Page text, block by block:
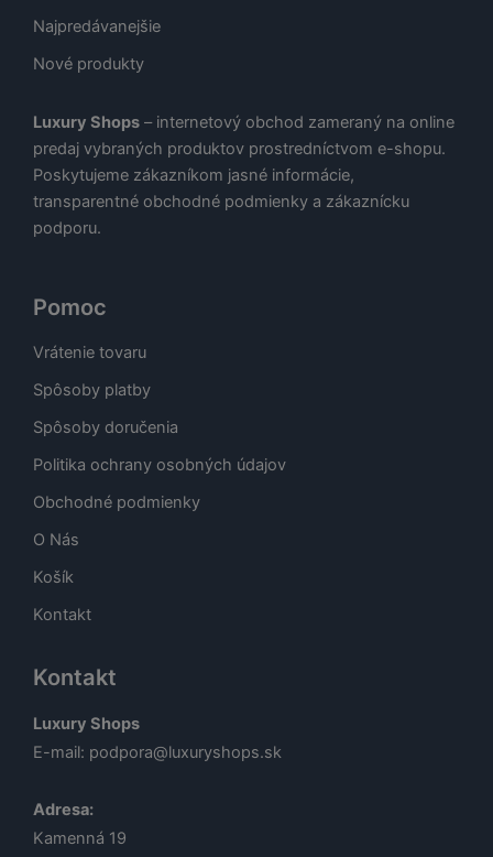
Najpredávanejšie
Nové produkty
Luxury Shops – internetový obchod zameraný na online
predaj vybraných produktov prostredníctvom e-shopu.
Poskytujeme zákazníkom jasné informácie,
transparentné obchodné podmienky a zákaznícku
podporu.
Pomoc
Vrátenie tovaru
Spôsoby platby
Spôsoby doručenia
Politika ochrany osobných údajov
Obchodné podmienky
O Nás
Košík
Kontakt
Kontakt
Luxury Shops
E-mail: podpora@luxuryshops.sk
Adresa:
Kamenná 19